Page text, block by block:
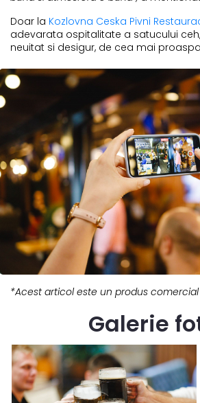
Doar la Kozlovna Ceska Pivni
adevarata ospitalitate a satucului
neuitat si desigur, de cea mai
*Acest articol este un produs comercial
Galerie